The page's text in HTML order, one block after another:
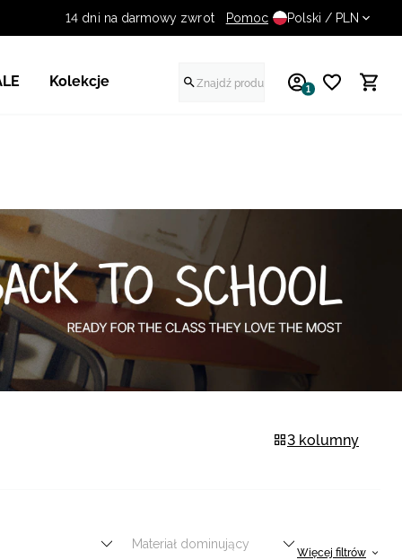
14 dni na darmowy zwrot
Pomoc Polski / PLN
Kolekcje 1
3 kolumny
Materiał dominujący
Więcej filtrów